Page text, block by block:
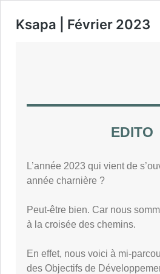
Ksapa | Février 2023
EDITO
L’année 2023 qui vient de
année charnière ?
Peut-être bien. Car nous
à la croisée des chemins.
En effet, nous voici à mi-
des Objectifs de